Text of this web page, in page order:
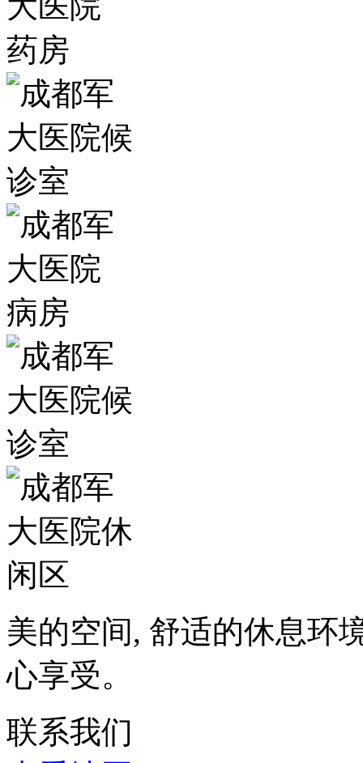
美的空间, 舒适的休息环
心享受。
联系我们